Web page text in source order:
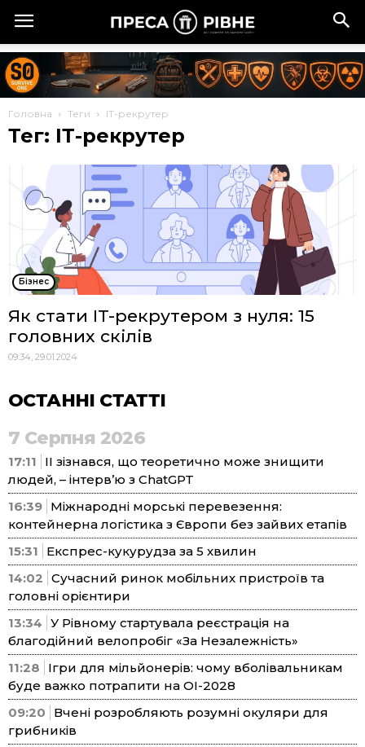
Головна Теги ІТ-рекрутер
Тег: ІТ-рекрутер
Бізнес
Як стати IT-рекрутером з нуля: 15
головних скілів
09:34, 29.01.2024
ОСТАННІ СТАТТІ
7 Серпня 2026
17:11
ІІ зізнався, що теоретично може знищити
людей, – інтерв’ю з ChatGPT
16:39 Міжнародні морські перевезення:
контейнерна логістика з Європи без зайвих етапів
15:31
Експрес-кукурудза за 5 хвилин
14:02 Сучасний ринок мобільних пристроїв та
головні орієнтири
13:34 У Рівному стартувала реєстрація на
благодійний велопробіг «За Незалежність»
11:28
Ігри для мільйонерів: чому вболівальникам
буде важко потрапити на ОІ-2028
09:20
Вчені розробляють розумні окуляри для
грибників